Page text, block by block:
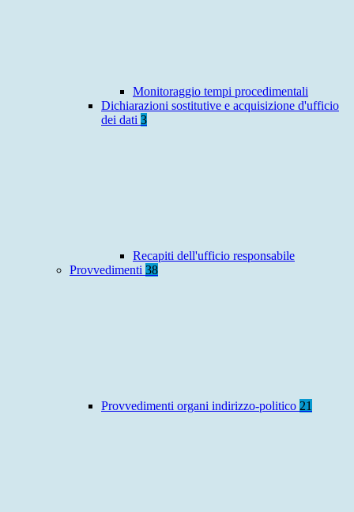
Monitoraggio tempi procedimentali
Dichiarazioni sostitutive e acquisizione d'ufficio
dei dati 3
Recapiti dell'ufficio responsabile
Provvedimenti 38
Provvedimenti organi indirizzo-politico 21